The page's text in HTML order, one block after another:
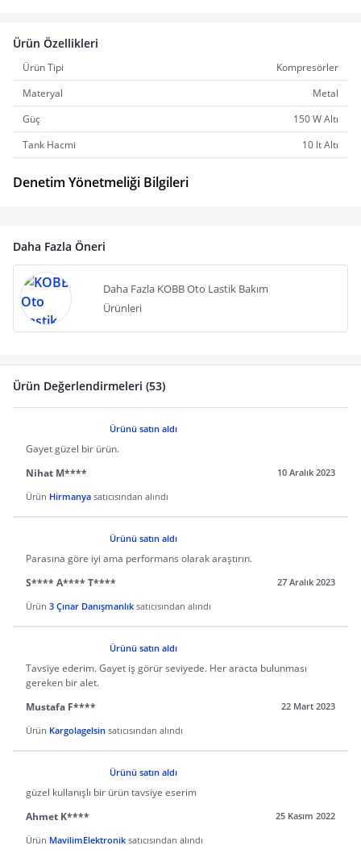
Ürün Özellikleri
Ürün Tipi
Kompresörler
Materyal
Metal
Güç
150 W Altı
Tank Hacmi
10 lt Altı
Denetim Yönetmeliği Bilgileri
Daha Fazla Öneri
Daha Fazla KOBB Oto Lastik Bakım
Ürünleri
Ürün Değerlendirmeleri (53)
Ürünü satın aldı
Gayet güzel bir ürün.
Nihat M****
10 Aralık 2023
Ürün Hirmanya satıcısından alındı
Ürünü satın aldı
Parasına göre iyi ama performans olarak araştırın.
S**** A**** T****
27 Aralık 2023
Ürün 3 Çınar Danışmanlık satıcısından alındı
Ürünü satın aldı
Tavsiye ederim. Gayet iş görür seviyede. Her aracta bulunması
gereken bir alet.
Mustafa F****
22 Mart 2023
Ürün Kargolagelsin satıcısından alındı
Ürünü satın aldı
güzel kullanışlı bir ürün tavsiye eserim
Ahmet K****
25 Kasım 2022
Ürün MavilimElektronik satıcısından alındı